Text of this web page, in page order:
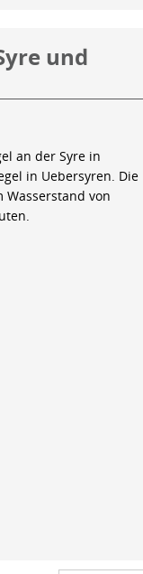
und
an der Syre in
in Uebersyren. Die
von